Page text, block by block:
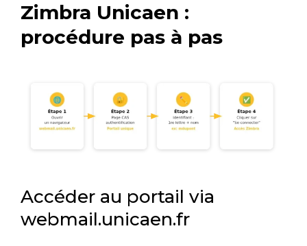
Zimbra Unicaen :
procédure pas à pas
Accéder au portail via
webmail.unicaen.fr